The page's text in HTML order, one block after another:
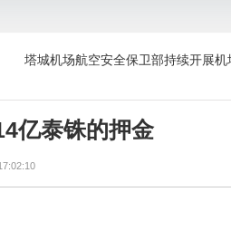
机场航空安全保卫部持续开展机坪
亿泰铢的押金